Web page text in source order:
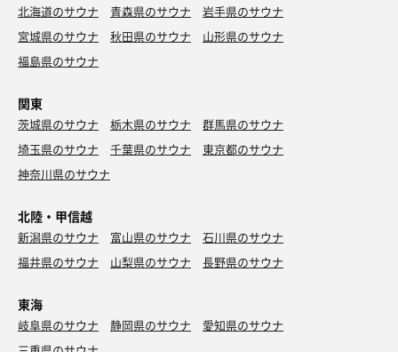
北海道のサウナ 青森県のサウナ
岩手県のサウナ
宮城県のサウナ
秋田県のサウナ
山形県のサウナ
福島県のサウナ
関東
茨城県のサウナ 栃木県のサウナ
群馬県のサウナ
埼玉県のサウナ
千葉県のサウナ
東京都のサウナ
神奈川県のサウナ
北陸・甲信越
新潟県のサウナ 富山県のサウナ
石川県のサウナ
福井県のサウナ
山梨県のサウナ 長野県のサウナ
東海
岐阜県のサウナ 静岡県のサウナ
愛知県のサウナ